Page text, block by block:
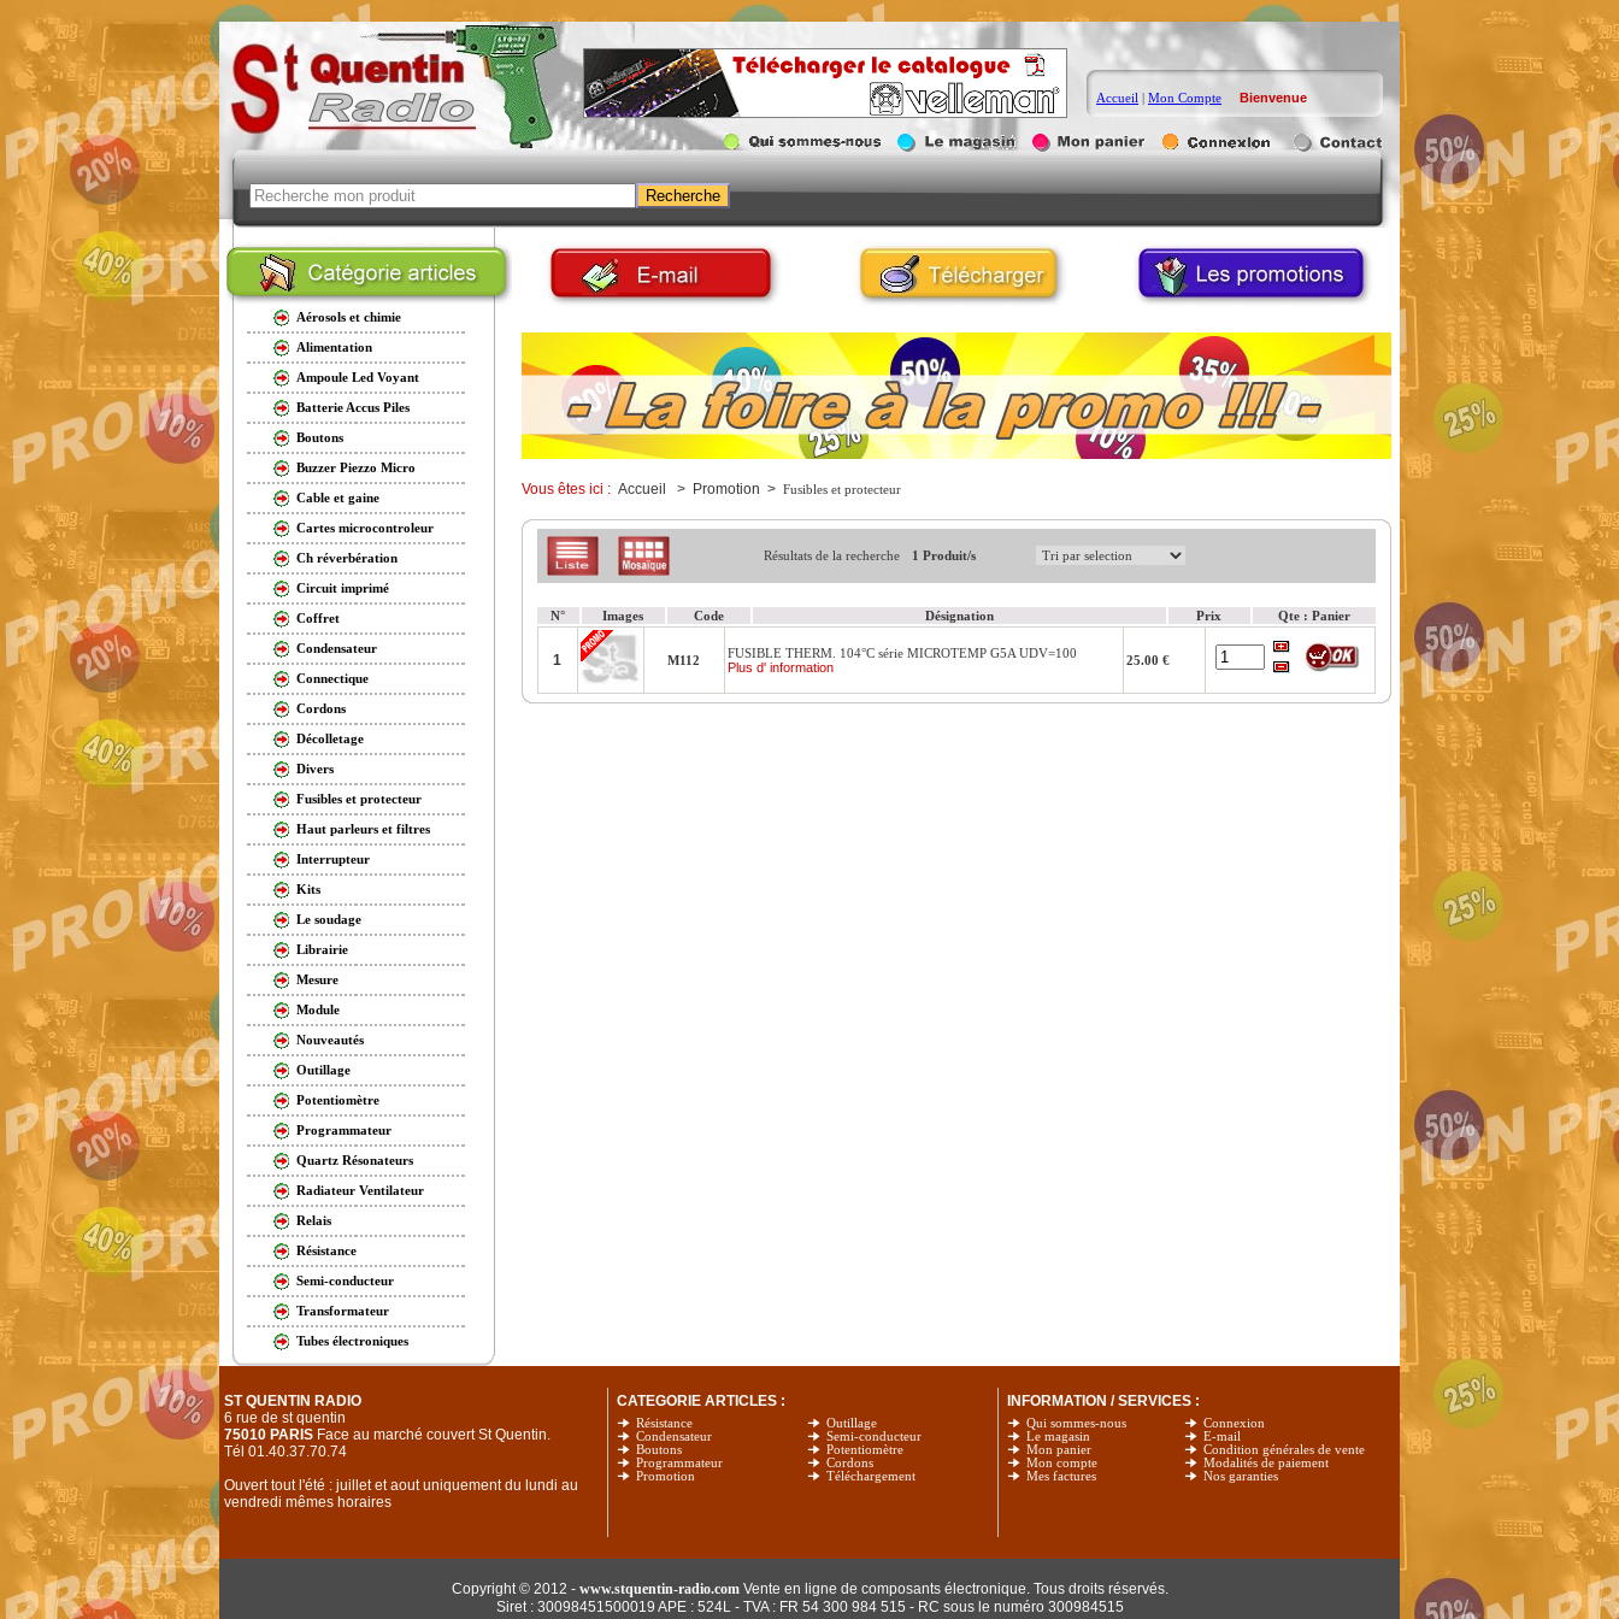
Accueil | Mon Compte Bienvenue
Aérosols et chimie
Alimentation
Ampoule Led Voyant
Batterie Accus Piles
Boutons
Buzzer Piezzo Micro
Cable et gaine
Cartes microcontroleur
Ch réverbération
Circuit imprimé
Coffret
Condensateur
Connectique
Cordons
Décolletage
Divers
Fusibles et protecteur
Haut parleurs et filtres
Interrupteur
Kits
Le soudage
Librairie
Mesure
Module
Nouveautés
Outillage
Potentiomètre
Programmateur
Quartz Résonateurs
Radiateur Ventilateur
Relais
Résistance
Semi-conducteur
Transformateur
Tubes électroniques
Vous êtes ici : Accueil > Promotion > Fusibles et protecteur
Résultats de la recherche 1 Produit/s
N° Images Code Désignation Prix Qte : Panier
1 M112
FUSIBLE THERM. 104°C série MICROTEMP G5A UDV=100
Plus d' information
25.00 €
ST QUENTIN RADIO
6 rue de st quentin
75010 PARIS Face au marché couvert St Quentin.
Tél 01.40.37.70.74
Ouvert tout l'été : juillet et aout uniquement du lundi au
vendredi mêmes horaires
CATEGORIE ARTICLES :
Résistance
Condensateur
Boutons
Programmateur
Promotion
Outillage
Semi-conducteur
Potentiomètre
Cordons
Téléchargement
INFORMATION / SERVICES :
Qui sommes-nous
Le magasin
Mon panier
Mon compte
Mes factures
Connexion
E-mail
Condition générales de vente
Modalités de paiement
Nos garanties
Copyright © 2012 - www.stquentin-radio.comVente en ligne de composants électronique. Tous droits réservés.
Siret : 30098451500019 APE : 524L - TVA : FR 54 300 984 515 - RC sous le numéro 300984515